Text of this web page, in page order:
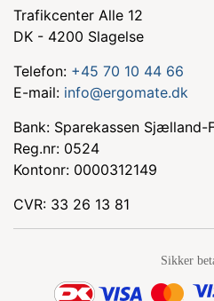
Trafikcenter Alle 12
DK - 4200 Slagelse
Telefon: +45 70 10 44 66
E-mail: info@ergomate.dk
Bank: Sparekassen Sjælland-
Reg.nr: 0524
Kontonr: 0000312149
CVR: 33 26 13 81
Sikker